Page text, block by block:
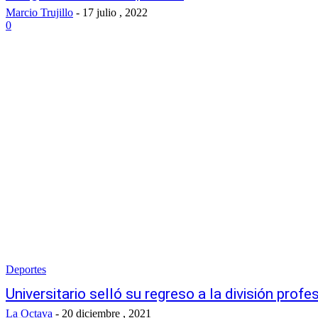
Marcio Trujillo - 17 julio , 2022
0
Deportes
Universitario selló su regreso a la división
La Octava - 20 diciembre , 2021